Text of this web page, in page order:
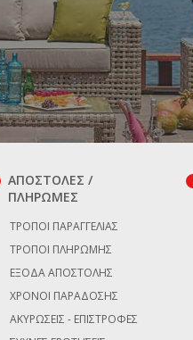
ΑΠΟΣΤΟΛΕΣ /
ΠΛΗΡΩΜΕΣ
ΤΡΌΠΟΙ ΠΑΡΑΓΓΕΛΊΑΣ
ΤΡΌΠΟΙ ΠΛΗΡΩΜΉΣ
ΈΞΟΔΑ ΑΠΟΣΤΟΛΉΣ
ΧΡΌΝΟΙ ΠΑΡΆΔΟΣΗΣ
ΑΚΥΡΏΣΕΙΣ - ΕΠΙΣΤΡΟΦΈΣ